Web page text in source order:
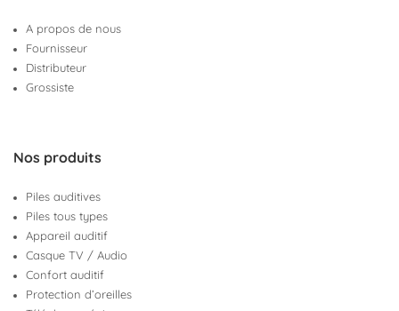
A propos de nous
Fournisseur
Distributeur
Grossiste
Nos produits
Piles auditives
Piles tous types
Appareil auditif
Casque TV / Audio
Confort auditif
Protection d’oreilles